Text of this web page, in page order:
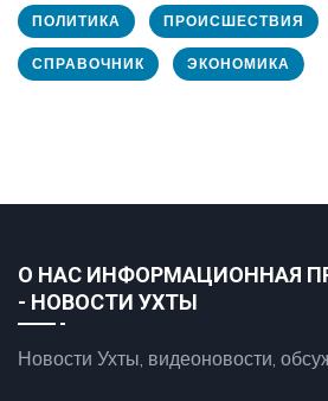
ПОЛИТИКА ПРОИСШЕСТВИЯ
СПРАВОЧНИК ЭКОНОМИКА
О НАС ИНФОРМАЦИОННАЯ
- НОВОСТИ УХТЫ
Новости Ухты, видеоновости,